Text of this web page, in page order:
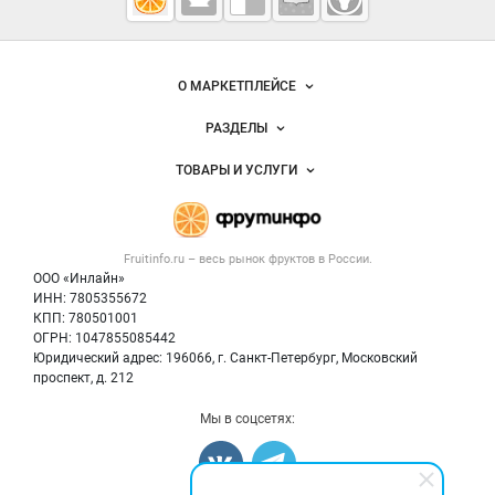
Fruitinfo.ru
— рынок
фруктов
Важные разделы и контакты
Fruitinfo.ru – весь рынок фруктовв России.
ООО «Инлайн»
ИНН: 7805355672
КПП: 780501001
ОГРН: 1047855085442
Юридический адрес: 196066, г. Санкт-Петербург, Московский
проспект, д. 212
Навигация по сайтуО МАРКЕТПЛЕЙСЕ
Размещение рекламы
Публичная оферта
Контактная информация
Политика обработки персональных данных
РАЗДЕЛЫ
Новости рынка
ТОВАРЫ И УСЛУГИ
Готовая продукция
Овощи
Фрукты
Мы в соцсетях: